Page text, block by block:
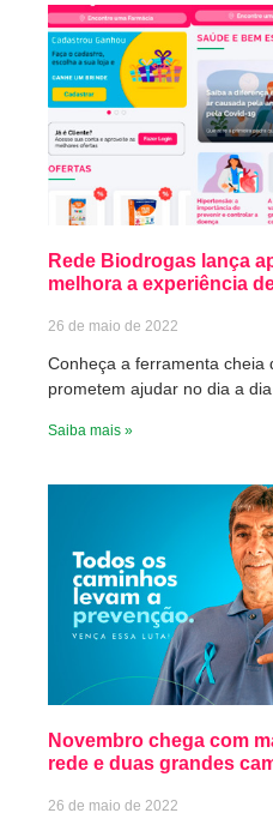
Rede Biodrogas lança
melhora a experiência
26 de maio de 2022
Conheça a ferramenta cheia
prometem ajudar no dia a
Saiba mais »
Novembro chega com
rede e duas grandes
26 de maio de 2022